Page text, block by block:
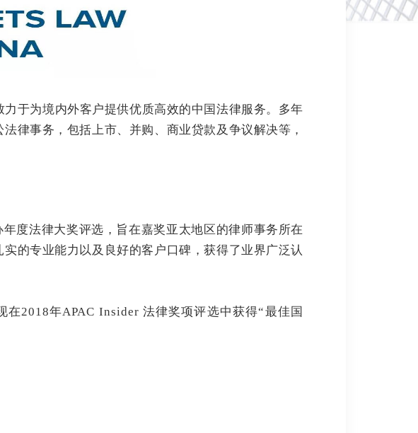
于为境内外客户提供优质高效的中国法律服务。 多年
律事务，包括上市、并购、商业贷款及争议解决等，
度法律大奖评选，旨在嘉奖亚太地区的律师事务所在
的专业能力以及良好的客户口碑，获得了业界广泛认
2018年APAC Insider 法律奖项评选中获得“最佳国